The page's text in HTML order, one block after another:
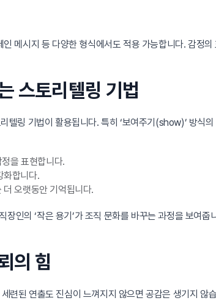
메시지 등 다양한 형식에서도 적용 가능합니다. 감정
스토리텔링 기법
텔링 기법이 활용됩니다. 특히 ‘보여주기(show)’ 방식
을 표현합니다.
화합니다.
오랫동안 기억됩니다.
장인의 ‘작은 용기’가 조직 문화를 바꾸는 과정을 보여
의 힘
련된 연출도 진심이 느껴지지 않으면 공감은 생기지 않